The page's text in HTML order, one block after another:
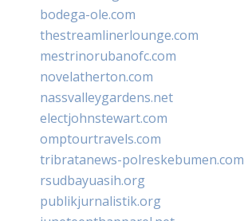
bodega-ole.com
thestreamlinerlounge.com
mestrinorubanofc.com
novelatherton.com
nassvalleygardens.net
electjohnstewart.com
omptourtravels.com
tribratanews-polreskebumen.com
rsudbayuasih.org
publikjurnalistik.org